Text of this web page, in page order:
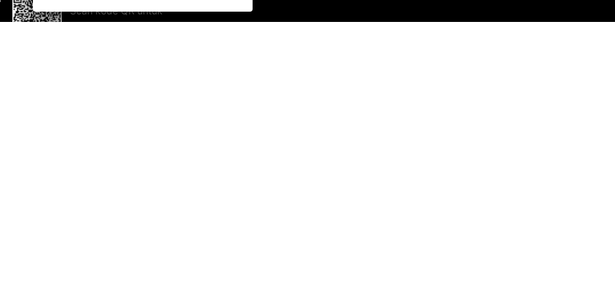
Scan kode QR untuk
mengunduh sekarang!